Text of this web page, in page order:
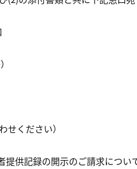
ください）
供記録の開示のご請求につい